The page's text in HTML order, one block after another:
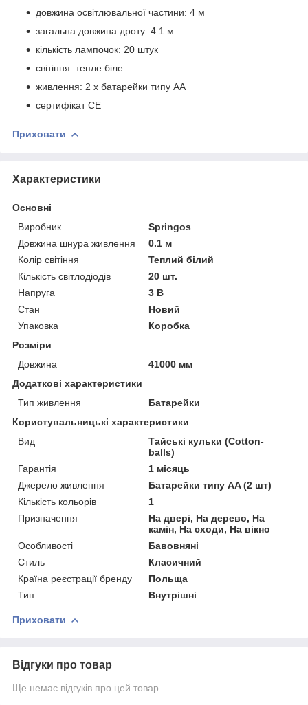
довжина освітлювальної частини: 4 м
загальна довжина дроту: 4.1 м
кількість лампочок: 20 штук
світіння: тепле біле
живлення: 2 x батарейки типу АА
сертифікат CE
Приховати
Характеристики
Основні
Виробник
Springos
Довжина шнура живлення
0.1 м
Колір світіння
Теплий білий
Кількість світлодіодів
20 шт.
Напруга
3 В
Стан
Новий
Упаковка
Коробка
Розміри
Довжина
41000 мм
Додаткові характеристики
Тип живлення
Батарейки
Користувальницькі характеристики
Вид
Тайські кульки (Cotton-
balls)
Гарантія
1 місяць
Джерело живлення
Батарейки типу AA (2 шт)
Кількість кольорів
1
Призначення
На двері, На дерево, На
камін, На сходи, На вікно
Особливості
Бавовняні
Стиль
Класичний
Країна реєстрації бренду
Польща
Тип
Внутрішні
Приховати
Відгуки про товар
Ще немає відгуків про цей товар